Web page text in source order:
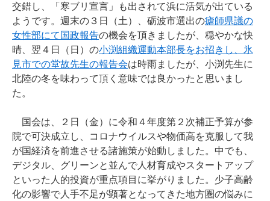
交錯し、「寒ブリ宣言」も出されて浜に活気が出ている
ようです。週末の３日（土）、砺波市選出の瘧師県議の
女性部にて国政報告の機会を頂きましたが、穏やかな快
晴、翌４日（日）の小渕組織運動本部長をお招きし、氷
見市での堂故先生の報告会は時雨ましたが、小渕先生に
北陸の冬を味わって頂く意味では良かったと思いまし
た。
国会は、２日（金）に令和４年度第２次補正予算が参
院で可決成立し、コロナウイルスや物価高を克服して我
が国経済を前進させる諸施策が始動しました。中でも、
デジタル、グリーンと並んで人材育成やスタートアップ
といった人的投資が重点項目に挙がりました。少子高齢
化の影響で人手不足が顕著となってきた地方圏の悩みに